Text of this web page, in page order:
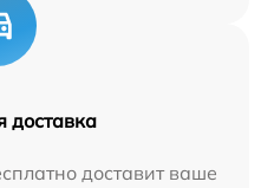
доставка
доставит ваше